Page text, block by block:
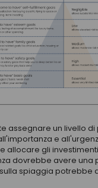
assegnare un livello
e
allocare gli
dovrebbe avere una
spiaggia potrebbe